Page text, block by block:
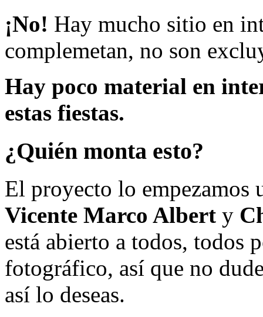
¡No! Hay mucho sitio en
complemetan, no son
Hay poco material en
estas fiestas.
¿Quién monta esto?
El proyecto lo empezamos
Vicente Marco Albert y
está abierto a todos, todos
fotográfico, así que no
así lo deseas.